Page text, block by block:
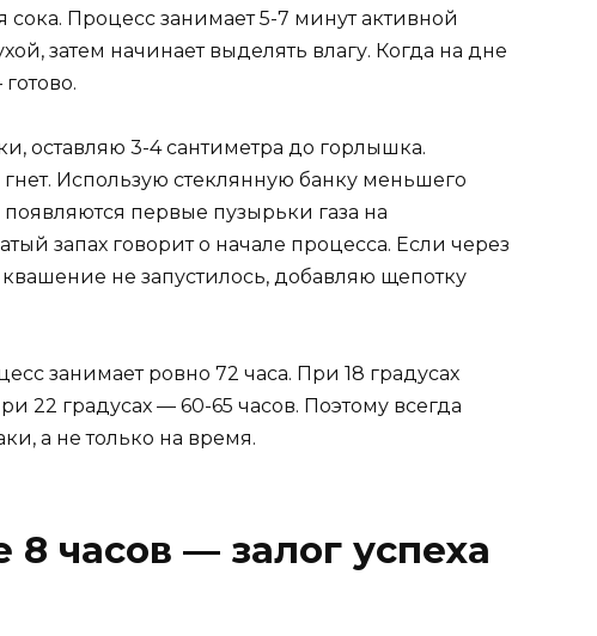
Процесс занимает 5-7 минут активной
затем начинает выделять влагу. Когда на дне
оставляю 3-4 сантиметра до горлышка.
Использую стеклянную банку меньшего
первые пузырьки газа на
запах говорит о начале процесса. Если через
не запустилось, добавляю щепотку
занимает ровно 72 часа. При 18 градусах
22 градусах — 60-65 часов. Поэтому всегда
а не только на время.
часов — залог успеха